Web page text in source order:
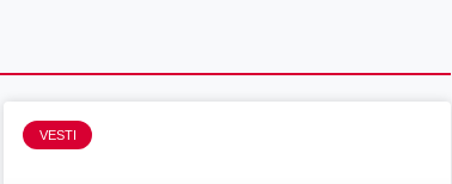
VESTI